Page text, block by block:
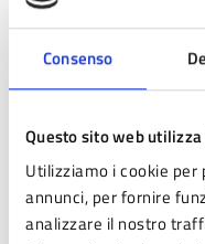
Consenso
Questo sito web utilizza
Utilizziamo i cookie
annunci, per fornire
analizzare il nostro
Il Certificato di
certificato, richiesto
attesta la
DOCUMENTO
Modulistica